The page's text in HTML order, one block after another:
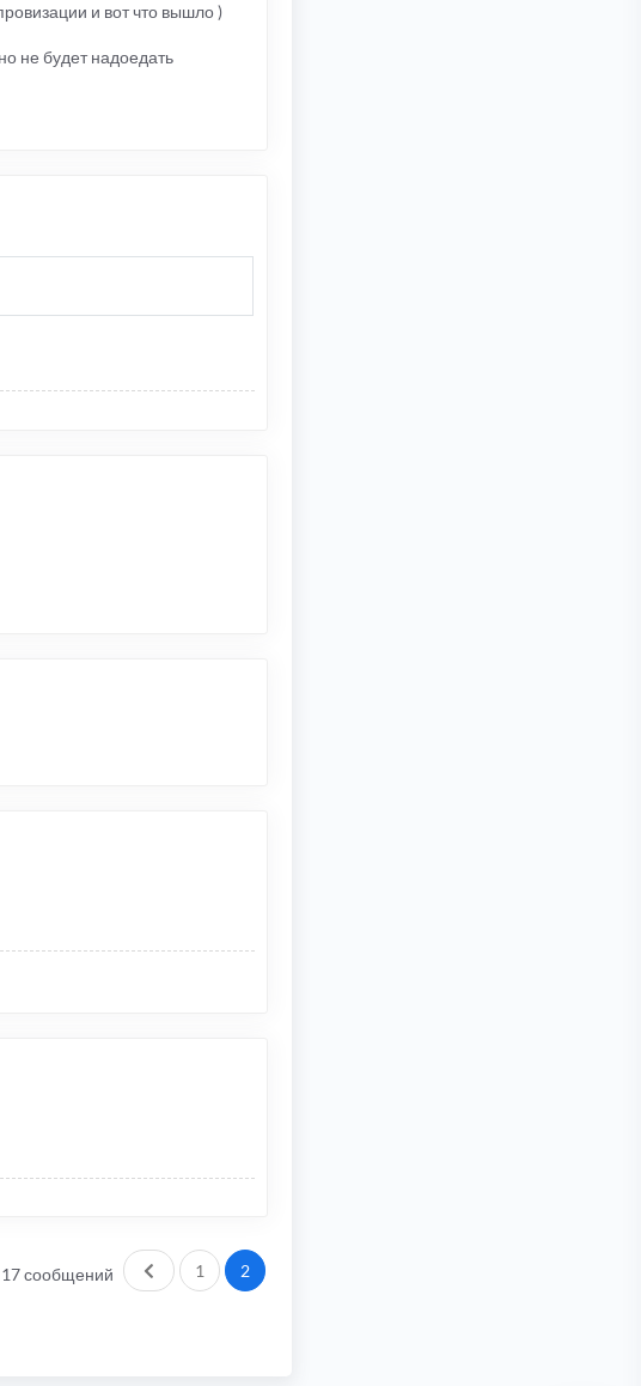
и вот что вышло )
не будет надоедать
17 сообщений Пред.
1 2